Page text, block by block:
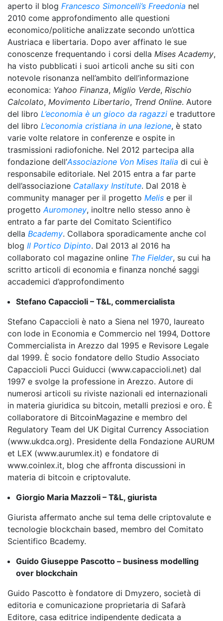
aperto il blog Francesco Simoncelli’s Freedonia nel
2010 come approfondimento alle questioni
economico/politiche analizzate secondo un’ottica
Austriaca e libertaria. Dopo aver affinato le sue
conoscenze frequentando i corsi della Mises Academy,
ha visto pubblicati i suoi articoli anche su siti con
notevole risonanza nell’ambito dell’informazione
economica: Yahoo Finanza, Miglio Verde, Rischio
Calcolato, Movimento Libertario, Trend Online. Autore
del libro L’economia è un gioco da ragazzi e traduttore
del libro L’economia cristiana in una lezione, è stato
varie volte relatore in conferenze e ospite in
trasmissioni radiofoniche. Nel 2012 partecipa alla
fondazione dell’Associazione Von Mises Italia di cui è
responsabile editoriale. Nel 2015 entra a far parte
dell’associazione Catallaxy Institute. Dal 2018 è
community manager per il progetto Melis e per il
progettoAuromoney, inoltre nello stesso anno è
entrato a far parte del Comitato Scientifico
della Bcademy. Collabora sporadicamente anche col
blog Il Portico Dipinto. Dal 2013 al 2016 ha
collaborato col magazine online The Fielder, su cui ha
scritto articoli di economia e finanza nonché saggi
accademici d’approfondimento
Stefano Capaccioli – T&L, commercialista
Stefano Capaccioli è nato a Siena nel 1970, laureato
con lode in Economia e Commercio nel 1994, Dottore
Commercialista in Arezzo dal 1995 e Revisore Legale
dal 1999. È socio fondatore dello Studio Associato
Capaccioli Pucci Guiducci (www.capaccioli.net) dal
1997 e svolge la professione in Arezzo. Autore di
numerosi articoli su riviste nazionali ed internazionali
in materia giuridica su bitcoin, metalli preziosi e oro. È
collaboratore di BitcoinMagazine e membro del
Regulatory Team del UK Digital Currency Association
(www.ukdca.org). Presidente della Fondazione AURUM
et LEX (www.aurumlex.it) e fondatore di
www.coinlex.it, blog che affronta discussioni in
materia di bitcoin e criptovalute.
Giorgio Maria Mazzoli – T&L, giurista
Giurista affermato anche sul tema delle criptovalute e
tecnologie blockchain based, membro del Comitato
Scientifico Bcademy.
Guido Giuseppe Pascotto – business modelling
over blockchain
Guido Pascotto è fondatore di Dmyzero, società di
editoria e comunicazione proprietaria di Safarà
Editore, casa editrice indipendente dedicata a